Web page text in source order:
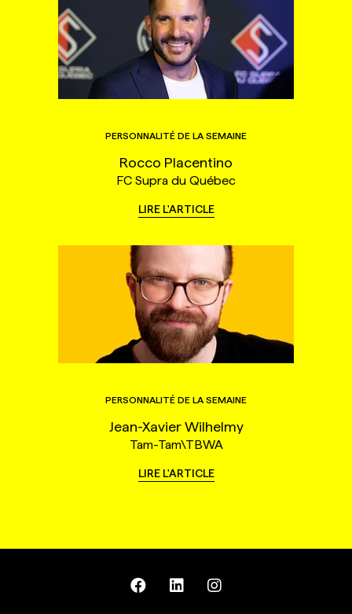
PERSONNALITÉ DE LA SEMAINE
Rocco Placentino
FC Supra du Québec
LIRE L'ARTICLE
PERSONNALITÉ DE LA SEMAINE
Jean-Xavier Wilhelmy
Tam-Tam\TBWA
LIRE L'ARTICLE